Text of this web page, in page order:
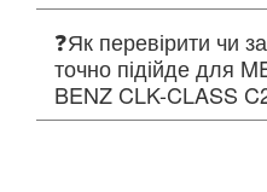
❓Як перевірити чи
точно підійде для
BENZ CLK-CLASS